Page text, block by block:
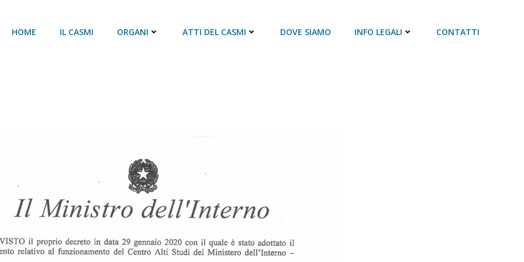
HOME IL CASMI ORGANI ATTI DEL CASMI DOVE SIAMO INFO LEGALI CONTATTI